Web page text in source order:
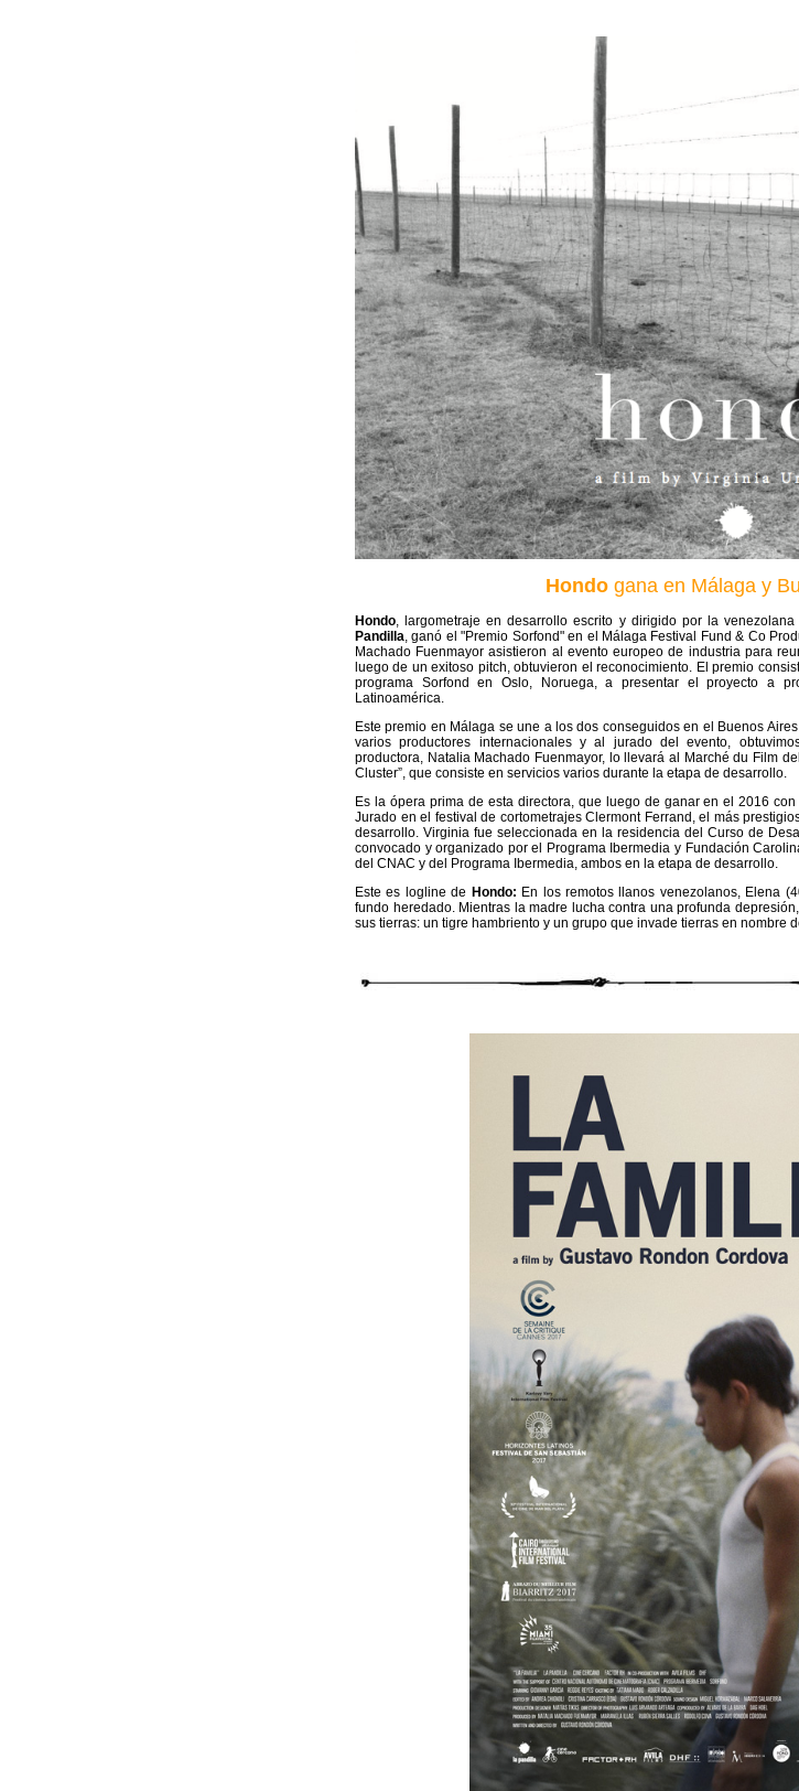
Hondogana en Málaga y
Hondo, largometraje en desarrollo escrito y dirigido por la
Pandilla, ganó el "Premio Sorfond" en el Málaga Festival Fund & Co
Machado Fuenmayor asistieron al evento europeo de industria para
luego de un exitoso pitch, obtuvieron el reconocimiento. El premio
programa Sorfond en Oslo, Noruega, a presentar el proyecto a
Latinoamérica.
Este premio en Málaga se une a los dos conseguidos en el Buenos
varios productores internacionales y al jurado del evento,
productora, Natalia Machado Fuenmayor, lo llevará al Marché du Film
Cluster”, que consiste en servicios varios durante la etapa de desarrollo.
Es la ópera prima de esta directora, que luego de ganar en el 2016 con
Jurado en el festival de cortometrajes Clermont Ferrand, el más
desarrollo. Virginia fue seleccionada en la residencia del Curso de
convocado y organizado por el Programa Ibermedia y Fundación
del CNAC y del Programa Ibermedia, ambos en la etapa de desarrollo.
Este es logline de Hondo: En los remotos llanos venezolanos, Elena
fundo heredado. Mientras la madre lucha contra una profunda
sus tierras: un tigre hambriento y un grupo que invade tierras en nombre